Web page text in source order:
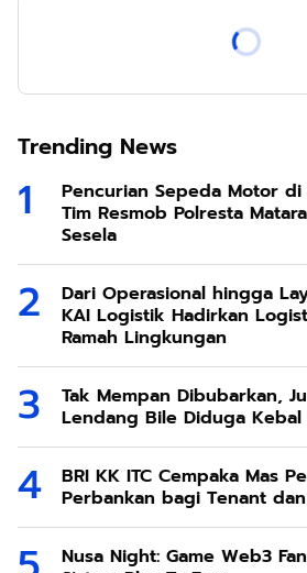
Trending News
Pencurian Sepeda Motor
Tim Resmob Polresta
Sesela
Dari Operasional hingga
KAI Logistik Hadirkan
Ramah Lingkungan
Tak Mempan Dibubarkan,
Lendang Bile Diduga Kebal
BRI KK ITC Cempaka Mas
Perbankan bagi Tenant
Nusa Night: Game Web3